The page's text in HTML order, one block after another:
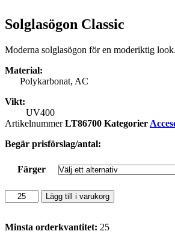
Solglasögon Classic
Moderna solglasögon för en moderiktig look.
Material:
Polykarbonat, AC
Vikt:
UV400
ArtikelnummerLT86700 Kategorier
Begär prisförslag/antal:
Färger
Solglasögon
Classic
Lägg till i varukorg
Minsta orderkvantitet: 25